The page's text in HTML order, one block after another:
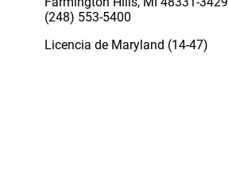
(248) 553-5400
Licencia de Maryland (14-47)